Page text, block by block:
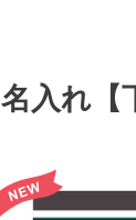
名入れ【